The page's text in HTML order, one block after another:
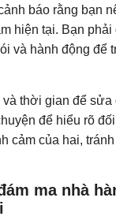
báo rằng bạn
hiện tại. Bạn
và hành động để
và thời gian để
để hiểu rõ
cảm của hai,
ma nhà